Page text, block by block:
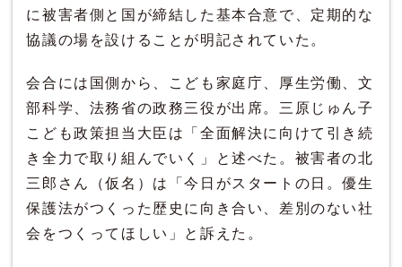
に被害者側と国が締結した基本合意で、定期的な
協議の場を設けることが明記されていた。
会合には国側から、こども家庭庁、厚生労働、文
部科学、法務省の政務三役が出席。三原じゅん子
こども政策担当大臣は「全面解決に向けて引き続
き全力で取り組んでいく」と述べた。被害者の北
三郎さん（仮名）は「今日がスタートの日。優生
保護法がつくった歴史に向き合い、差別のない社
会をつくってほしい」と訴えた。